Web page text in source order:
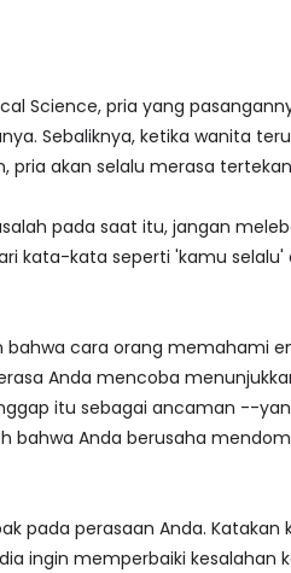
Science, pria yang
Sebaliknya, ketika wanita
akan selalu merasa
pada saat itu, jangan
kata-kata seperti 'kamu
bahwa cara orang memahami
Anda mencoba
itu sebagai ancaman --
Anda berusaha
pada perasaan Anda.
ingin memperbaiki kesalahan